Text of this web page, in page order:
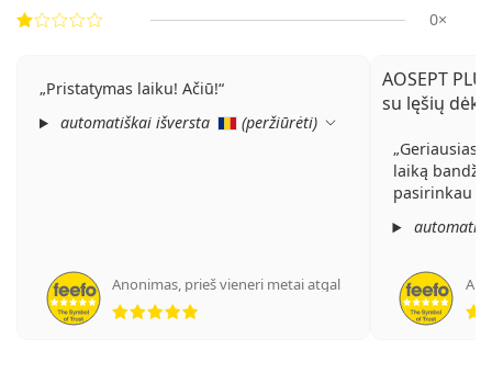
0×
Pristatymas laiku! Ačiū!
automatiškai išversta
(peržiūrėti)
Anonimas, prieš vieneri metai atgal
Įvertinimas 5 iš 5
AOSEPT
su lęšių
Geriausias
laiką
pasirinkau